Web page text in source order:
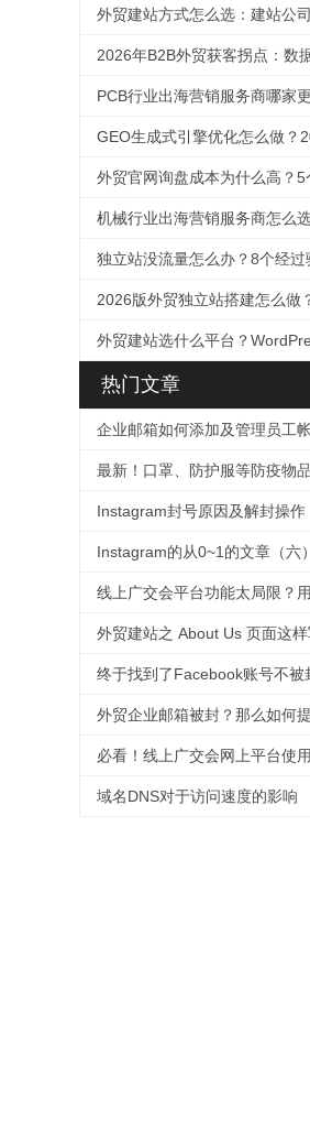
热门文章
企业邮箱如何添加及管理员工
Instagram封号原因及解封操作
Instagram的从0~1的文章（六）
域名DNS对于访问速度的影响